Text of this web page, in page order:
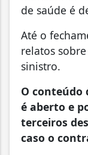
de saúde é
Até o
relatos
sinistro.
O conteúdo
é aberto e
terceiros
caso o